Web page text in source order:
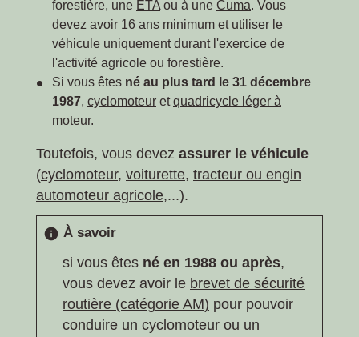
forestière, une ETA ou à une Cuma. Vous
devez avoir 16 ans minimum et utiliser le
véhicule uniquement durant l'exercice de
l'activité agricole ou forestière.
Si vous êtes né au plus tard le 31 décembre
1987, cyclomoteur etquadricycle léger à
moteur.
Toutefois, vous devez assurer le véhicule
(cyclomoteur, voiturette, tracteur ou engin
automoteur agricole,...).
info À savoir
si vous êtes né en 1988 ou après,
vous devez avoir le brevet de sécurité
routière (catégorie AM) pour pouvoir
conduire un cyclomoteur ou un